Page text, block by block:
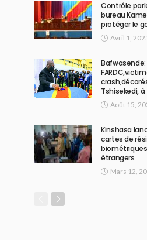
Contrôle
bureau
protéger le
Avril 1,
Tshisekedi,
Août 15,
Kinshasa
cartes de
étrangers
Mars 12,